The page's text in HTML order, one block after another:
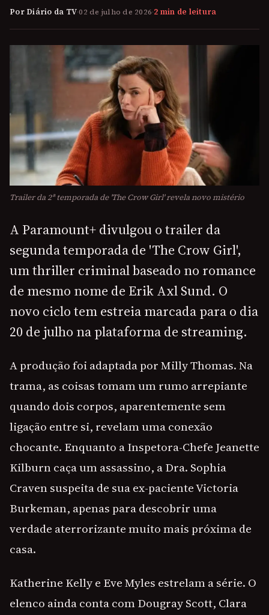
Por Diário da TV·02 de julho de 2026·2 min de leitura
Trailer da 2ª temporada de 'The Crow Girl' revela novo mistério
A Paramount+ divulgou o trailer da
segunda temporada de 'The Crow Girl',
um thriller criminal baseado no romance
de mesmo nome de Erik Axl Sund. O
novo ciclo tem estreia marcada para o dia
20 de julho na plataforma de streaming.
A produção foi adaptada por Milly Thomas. Na
trama, as coisas tomam um rumo arrepiante
quando dois corpos, aparentemente sem
ligação entre si, revelam uma conexão
chocante. Enquanto a Inspetora-Chefe Jeanette
Kilburn caça um assassino, a Dra. Sophia
Craven suspeita de sua ex-paciente Victoria
Burkeman, apenas para descobrir uma
verdade aterrorizante muito mais próxima de
casa.
Katherine Kelly e Eve Myles estrelam a série. O
elenco ainda conta com Dougray Scott, Clara